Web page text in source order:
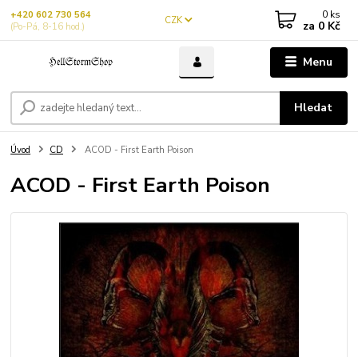
Menu
CZK
Hledat
+420 602 730 564
(Po-Pá, 8-16 hod.)
0 ks
za 0 Kč
Úvod CD ACOD - First Earth Poison
ACOD - First Earth Poison